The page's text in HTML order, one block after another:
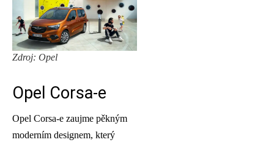
Zdroj: Opel
Opel Corsa-e
Opel Corsa-e zaujme pěkným
moderním designem, který